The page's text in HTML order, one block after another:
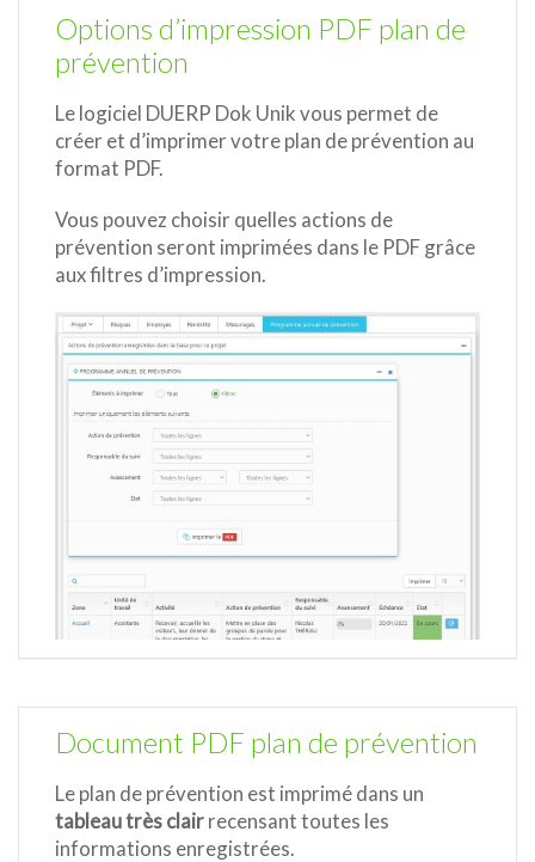
Options d’impression PDF plan de
prévention
Le logiciel DUERP Dok Unik vous permet de
créer et d’imprimer votre plan de prévention au
format PDF.
Vous pouvez choisir quelles actions de
prévention seront imprimées dans le PDF grâce
aux filtres d’impression.
Document PDF plan de prévention
Le plan de prévention est imprimé dans un
tableau très clairrecensant toutes les
informations enregistrées.